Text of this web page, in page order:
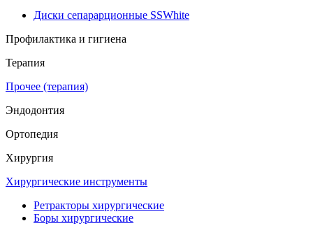
Диски сепарарционные SSWhite
Профилактика и гигиена
Терапия
Прочее (терапия)
Эндодонтия
Ортопедия
Хирургия
Хирургические инструменты
Ретракторы хирургические
Боры хирургические